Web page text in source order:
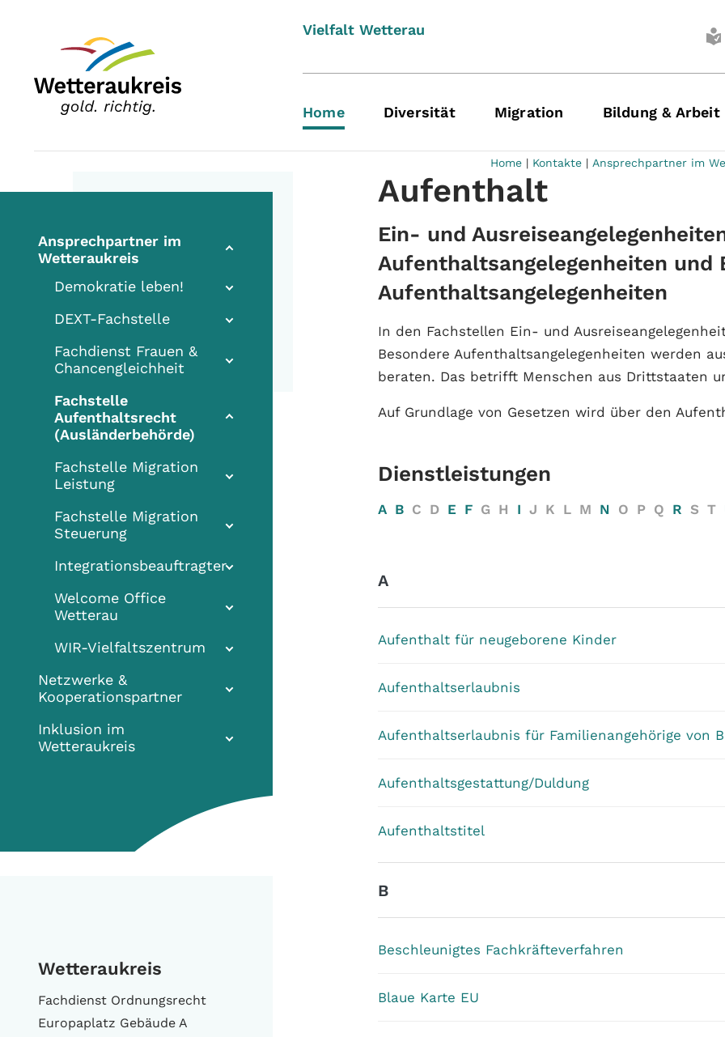
Vielfalt Wetterau
Home Diversität Migration Bildung & Arbeit
Ansprechpartner im
Wetteraukreis
Demokratie leben!
DEXT-Fachstelle
Fachdienst Frauen &
Chancengleichheit
Fachstelle
Aufenthaltsrecht
(Ausländerbehörde)
Fachstelle Migration
Leistung
Fachstelle Migration
Steuerung
Integrationsbeauftragter
Welcome Office
Wetterau
WIR-Vielfaltszentrum
Netzwerke &
Kooperationspartner
Inklusion im
Wetteraukreis
Wetteraukreis
Fachdienst Ordnungsrecht
Europaplatz Gebäude A
Home| Kontakte| Ansprechpartner im
Aufenthalt
Ein- und
Aufenthaltsangelegenheiten und
Aufenthaltsangelegenheiten
In den Fachstellen Ein- und
Besondere Aufenthaltsangelegenheiten werden
beraten. Das betrifft Menschen aus Drittstaaten
Auf Grundlage von Gesetzen wird über den
Dienstleistungen
A B C D E F G H I J K L M N O P Q R S T
A
Aufenthalt für neugeborene Kinder
Aufenthaltserlaubnis
Aufenthaltserlaubnis für Familienangehörige von
Aufenthaltsgestattung/Duldung
Aufenthaltstitel
B
Beschleunigtes Fachkräfteverfahren
Blaue Karte EU